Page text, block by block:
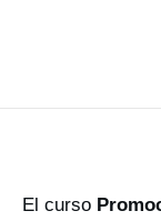
El curso